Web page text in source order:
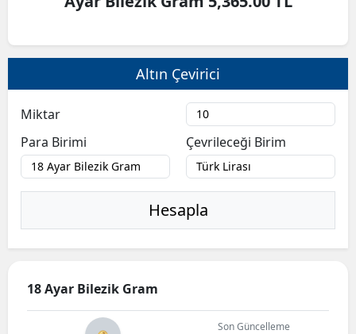
Altın Çevirici
Miktar
Para Birimi
Çevrileceği Birim
Hesapla
18 Ayar Bilezik Gram
Son Güncelleme